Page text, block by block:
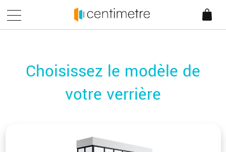
Choisissez le modèle de
votre verrière